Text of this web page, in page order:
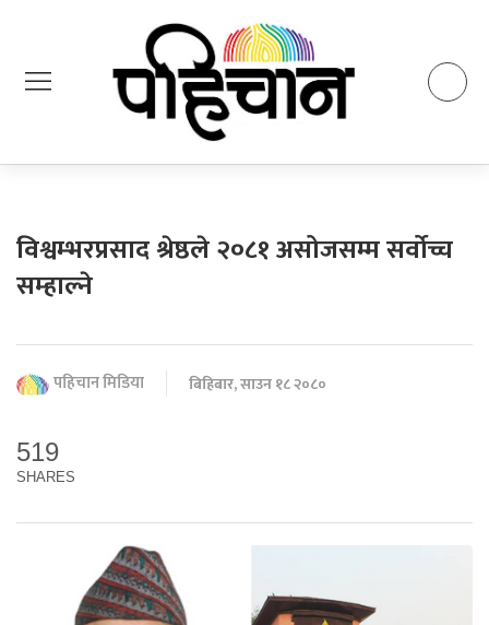
विश्वम्भरप्रसाद श्रेष्ठले २०८१ असोजसम्म सर्वोच्च
सम्हाल्ने
पहिचान मिडिया बिहिबार, साउन १८ २०८०
519
SHARES